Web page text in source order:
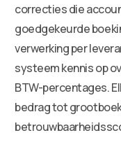
correcties die
goedgekeurde
verwerking per
systeem kennis op
BTW-percentages.
bedrag tot